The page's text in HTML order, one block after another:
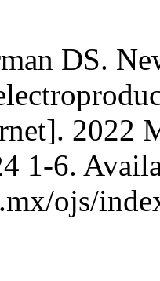
DS.
2022
1-6.
ojs/